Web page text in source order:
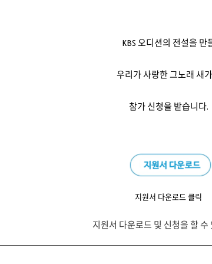
KBS 오디션의 전설을 만
우리가 사랑한 그노래 새
참가 신청을 받습니다.
지원서 다운로드 클릭
지원서 다운로드 및 신청을 할 수